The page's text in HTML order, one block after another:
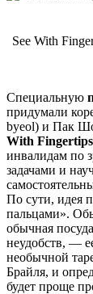
See With
Специальную
придумали
byeol) и Пак
With Fingertips
инвалидам по
задачами и
По сути, идея
пальцами».
обычная
неудобств, —
необычной
Брайля, и
будет проще